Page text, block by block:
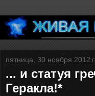
пятница, 30 ноября 2012 г.
... и статуя
Геракла!*